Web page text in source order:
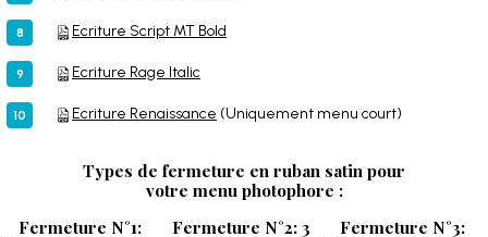
Ecriture Script MT Bold
Ecriture Rage Italic
Ecriture Renaissance (Uniquement menu court)
Types de fermeture en ruban satin pour
votre menu photophore :
Fermeture N°1:
Fermeture N°2: 3
Fermeture N°3: